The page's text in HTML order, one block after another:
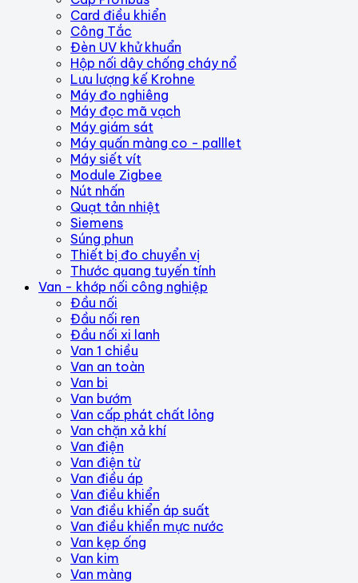
Card điều khiển
Công Tắc
Đèn UV khử khuẩn
Hộp nối dây chống cháy nổ
Lưu lượng kế Krohne
Máy đo nghiêng
Máy đọc mã vạch
Máy giám sát
Máy quấn màng co - palllet
Máy siết vít
Module Zigbee
Nút nhấn
Quạt tản nhiệt
Siemens
Súng phun
Thiết bị đo chuyển vị
Thước quang tuyến tính
Van - khớp nối công nghiệp
Đầu nối
Đầu nối ren
Đầu nối xi lanh
Van 1 chiều
Van an toàn
Van bi
Van bướm
Van cấp phát chất lỏng
Van chặn xả khí
Van điện
Van điện từ
Van điều áp
Van điều khiển
Van điều khiển áp suất
Van điều khiển mực nước
Van kẹp ống
Van kim
Van màng